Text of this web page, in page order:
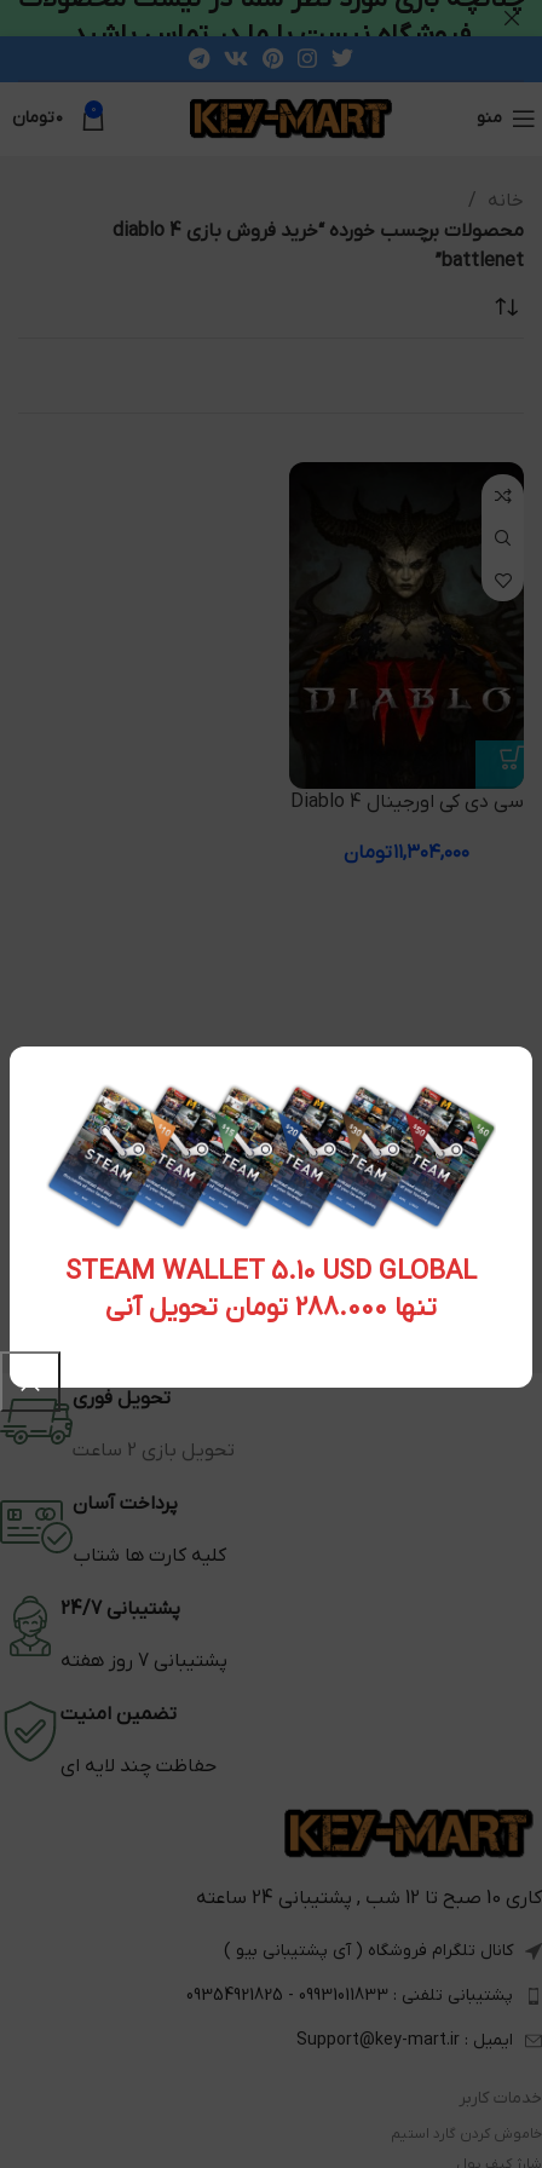
STEAM WALLET 5.10 USD GLOBAL
تنها 288.000 تومان تحویل آنی
منو 0 ۰تومان
خانه
محصولات برچسب خورده “خرید فروش بازی diablo 4
battlenet”
سی دی کی اورجینال Diablo 4
۱۱,۳۰۴,۰۰۰تومان
تحویل فوری
تحویل بازی 2 ساعت
پرداخت آسان
کلیه کارت ها شتاب
پشتیبانی 24/7
پشتیبانی 7 روز هفته
تضمین امنیت
حفاظت چند لایه ای
کاری 10 صبح تا 12 شب , پشتیبانی 24 ساعته
کانال تلگرام فروشگاه ( آی پشتیبانی بیو )
پشتیبانی تلفنی : 09931011833 - 09354921825
ایمیل : Support@key-mart.ir
خدمات کاربر
خاموش کردن گارد استیم
فروشگاه نیست با ما در تماس باشید